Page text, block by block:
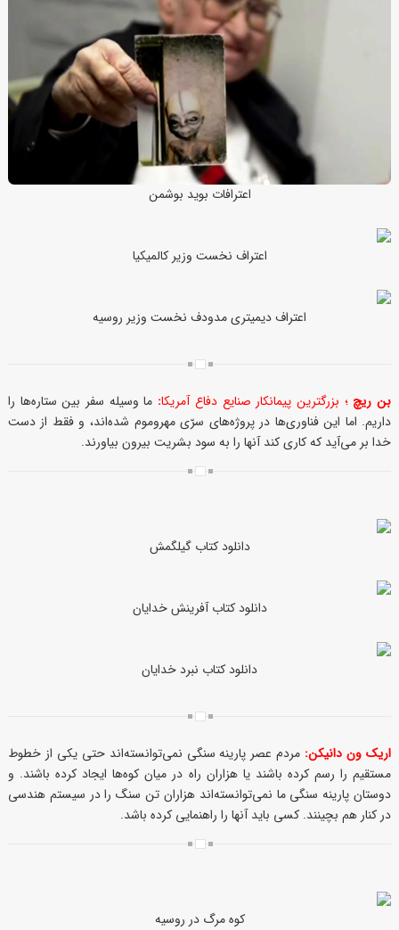
اعترافات بوید بوشمن
اعتراف نخست وزیر کالمیکیا
اعتراف دیمیتری مدودف نخست وزیر روسیه
بن ریچ؛ بزرگترین پیمانکار صنایع دفاع آمریکا: ما وسیله سفر بین ستاره‌ها را
داریم. اما این فناوری‌ها در پروژه‌های سرّی مهروموم شده‌اند، و فقط از دست
خدا بر می‌آید که کاری کند آنها را به سود بشریت بیرون بیاورند.
دانلود کتاب گیلگمش
دانلود کتاب آفرینش خدایان
دانلود کتاب نبرد خدایان
اریک ون دانیکن: مردم عصر پارینه سنگی نمی‌توانسته‌اند حتی یکی از خطوط
مستقیم را رسم کرده باشند یا هزاران راه در میان کوه‌ها ایجاد کرده باشند. و
دوستان پارینه سنگی ما نمی‌توانسته‌اند هزاران تن سنگ را در سیستم هندسی
در کنار هم بچینند. کسی باید آنها را راهنمایی کرده باشد.
کوه مرگ در روسیه